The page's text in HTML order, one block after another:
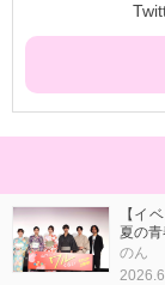
【イ
夏の
のん